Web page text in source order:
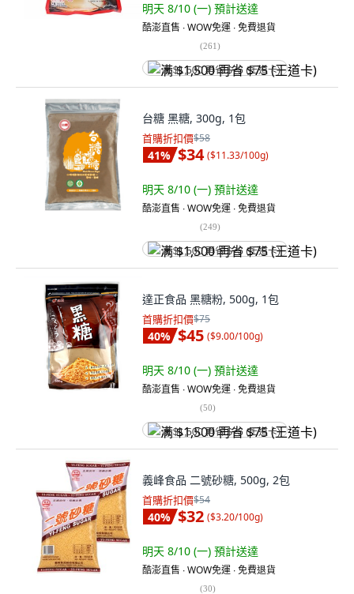
明天 8/10 (一) 預計送達
酷澎直售 ∙ WOW免運 ∙ 免費退貨
(261)
满 $1,500 再省 $75 (王道卡)
台糖 黑糖, 300g, 1包
首購折扣價$58
41% $34 ($11.33/100g)
明天 8/10 (一) 預計送達
酷澎直售 ∙ WOW免運 ∙ 免費退貨
(249)
满 $1,500 再省 $75 (王道卡)
達正食品 黑糖粉, 500g, 1包
首購折扣價$75
40% $45 ($9.00/100g)
明天 8/10 (一) 預計送達
酷澎直售 ∙ WOW免運 ∙ 免費退貨
(50)
满 $1,500 再省 $75 (王道卡)
義峰食品 二號砂糖, 500g, 2包
首購折扣價$54
40% $32 ($3.20/100g)
明天 8/10 (一) 預計送達
酷澎直售 ∙ WOW免運 ∙ 免費退貨
(30)